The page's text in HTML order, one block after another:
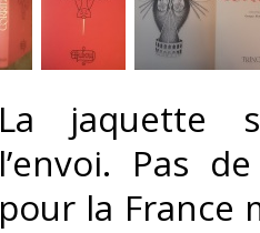
‎La jaquette
l’envoi. Pas
pour la France